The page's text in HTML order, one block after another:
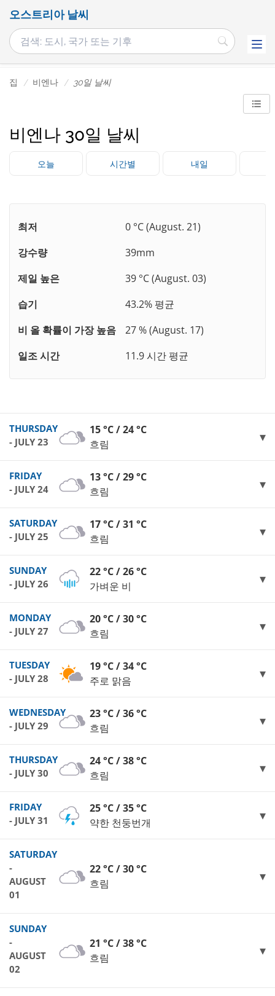
오스트리아 날씨
집 비엔나 30일 날씨
비엔나 30일 날씨
오늘 시간별 내일
최저
0 °C (August. 21)
강수량
39mm
제일 높은
39 °C (August. 03)
습기
43.2% 평균
비 올 확률이 가장 높음
27 % (August. 17)
일조 시간
11.9 시간 평균
THURSDAY
- JULY 23
15 °C / 24 °C
흐림
FRIDAY
- JULY 24
13 °C / 29 °C
흐림
SATURDAY
- JULY 25
17 °C / 31 °C
흐림
SUNDAY
- JULY 26
22 °C / 26 °C
가벼운 비
MONDAY
- JULY 27
20 °C / 30 °C
흐림
TUESDAY
- JULY 28
19 °C / 34 °C
주로 맑음
WEDNESDAY
- JULY 29
23 °C / 36 °C
흐림
THURSDAY
- JULY 30
24 °C / 38 °C
흐림
FRIDAY
- JULY 31
25 °C / 35 °C
약한 천둥번개
SATURDAY
-
AUGUST
01
22 °C / 30 °C
흐림
SUNDAY
-
AUGUST
02
21 °C / 38 °C
흐림